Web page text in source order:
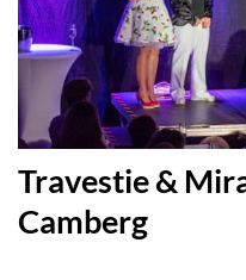
Travestie &
Camberg